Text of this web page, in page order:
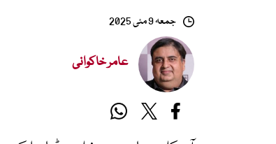
جمعہ 9 مئی 2025
عامر خاکوانی